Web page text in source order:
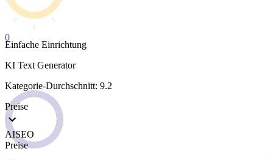
0
Einfache Einrichtung
KI Text Generator
Kategorie-Durchschnitt: 9.2
Preise
AISEO
Preise